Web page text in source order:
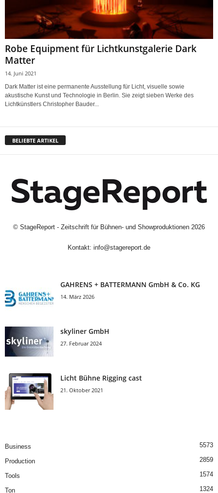
Robe Equipment für Lichtkunstgalerie Dark
Matter
14. Juni 2021
Dark Matter ist eine permanente Ausstellung für Licht, visuelle sowie
akustische Kunst und Technologie in Berlin. Sie zeigt sieben Werke des
Lichtkünstlers Christopher Bauder...
BELIEBTE ARTIKEL
© StageReport - Zeitschrift für Bühnen- und Showproduktionen 2026
Kontakt: info@stagereport.de
GAHRENS + BATTERMANN GmbH & Co. KG
14. März 2026
skyliner GmbH
27. Februar 2024
Licht Bühne Rigging cast
21. Oktober 2021
Business 5573
Production 2859
Tools 1574
Ton 1324